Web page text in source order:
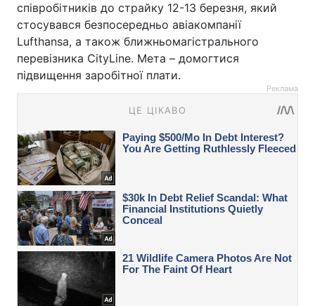
співробітників до страйку 12-13 березня, який
стосувався безпосередньо авіакомпанії
Lufthansa, а також ближньомагістрального
перевізника CityLine. Мета – домогтися
підвищення заробітної плати.
Реклама